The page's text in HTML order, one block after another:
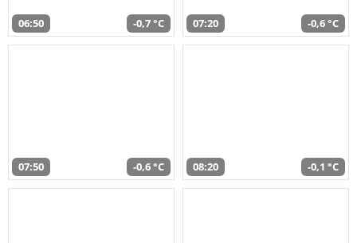
06:50 -0,7 °C 07:20 -0,6 °C
07:50 -0,6 °C 08:20 -0,1 °C